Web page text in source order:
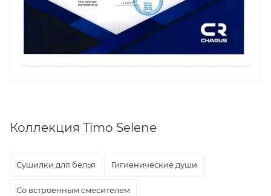
Коллекция Timo Selene
Сушилки для белья Гигиенические души
Со встроенным смесителем